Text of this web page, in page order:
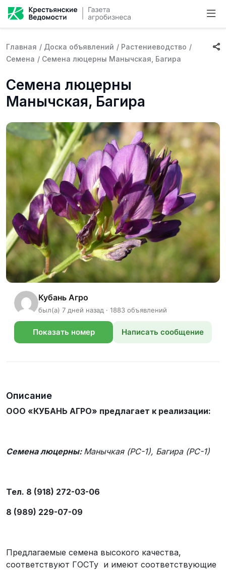
Главная / Доска объявлений / Растениеводство /
Семена / Семена люцерны Манычская, Багира
Семена люцерны
Манычская, Багира
Кубань Агро
был(а) 7 дней назад · 1883 объявлений
Показать номер Написать сообщение
Описание
ООО «КУБАНЬ АГРО» предлагает к реализации:
Семена люцерны: Манычкая (РС-1), Багира (РС-1)
Тел. 8 (918) 272-03-06
8 (989) 229-07-09
Предлагаемые семена высокого качества,
соответствуют ГОСТу и имеют соответствующие